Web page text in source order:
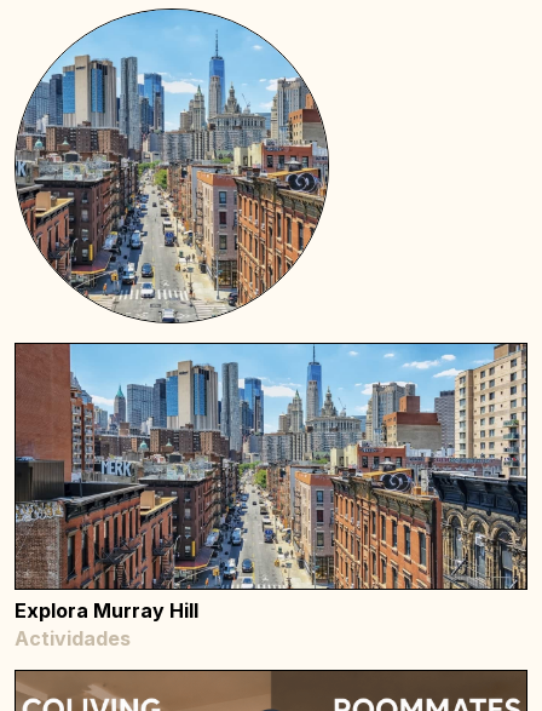
Explora Murray Hill
Actividades